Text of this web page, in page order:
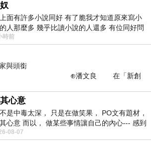
布:80?
有彈性
2
無
面有許多小說同好 有了脆我才知道原來寫小
人那麼多 幾乎比讀小說的人還多 有位同好問
個問題 她說為什麼高中文學獎的
時前
頭銜
在「新創
心意
是中毒太深， 只是在做笑果， PO文有題材，
心意 而以， 做某些事情讓自己的內心--- 感到
。
08-07